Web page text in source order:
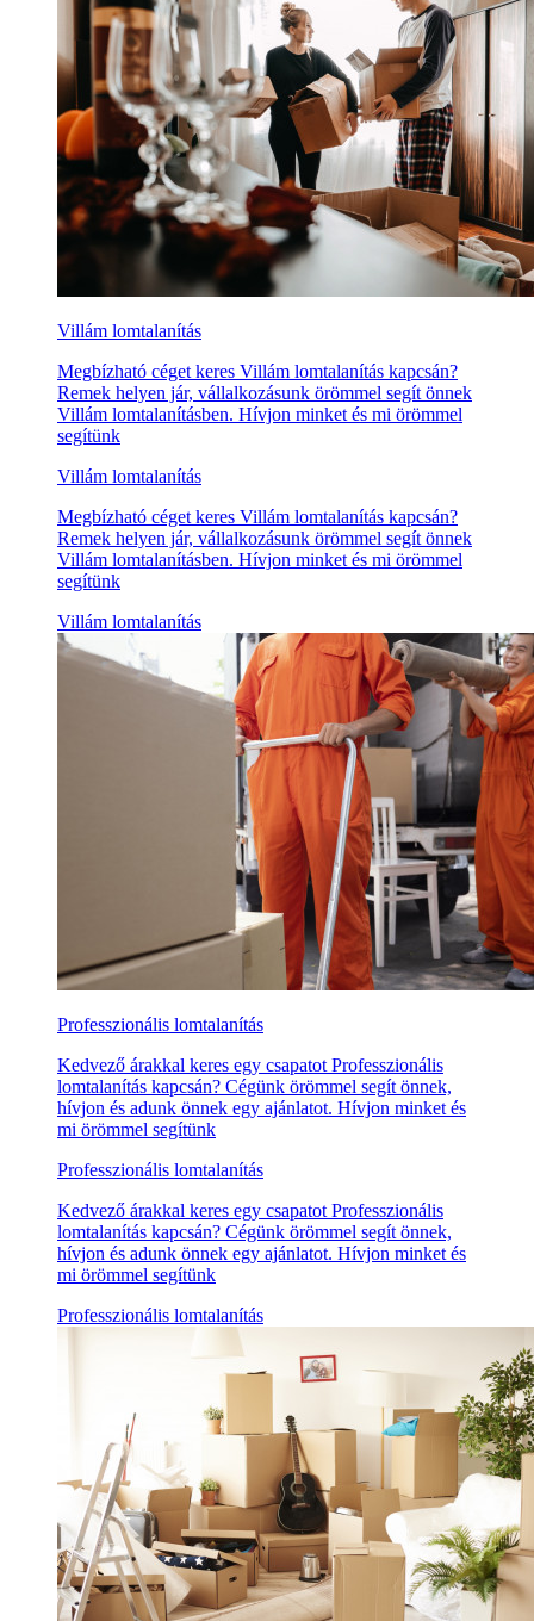
Villám lomtalanítás
Megbízható céget keres Villám lomtalanítás kapcsán?
Remek helyen jár, vállalkozásunk örömmel segít önnek
Villám lomtalanításben. Hívjon minket és mi örömmel
segítünk
Villám lomtalanítás
Megbízható céget keres Villám lomtalanítás kapcsán?
Remek helyen jár, vállalkozásunk örömmel segít önnek
Villám lomtalanításben. Hívjon minket és mi örömmel
segítünk
Villám lomtalanítás
Professzionális lomtalanítás
Kedvező árakkal keres egy csapatot Professzionális
lomtalanítás kapcsán? Cégünk örömmel segít önnek,
hívjon és adunk önnek egy ajánlatot. Hívjon minket és
mi örömmel segítünk
Professzionális lomtalanítás
Kedvező árakkal keres egy csapatot Professzionális
lomtalanítás kapcsán? Cégünk örömmel segít önnek,
hívjon és adunk önnek egy ajánlatot. Hívjon minket és
mi örömmel segítünk
Professzionális lomtalanítás